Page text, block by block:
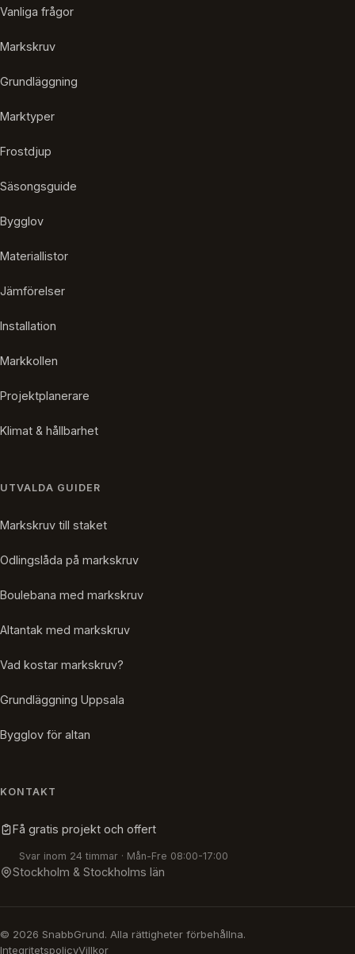
Vanliga frågor
Markskruv
Grundläggning
Marktyper
Frostdjup
Säsongsguide
Bygglov
Materiallistor
Jämförelser
Installation
Markkollen
Projektplanerare
Klimat & hållbarhet
UTVALDA GUIDER
Markskruv till staket
Odlingslåda på markskruv
Boulebana med markskruv
Altantak med markskruv
Vad kostar markskruv?
Grundläggning Uppsala
Bygglov för altan
KONTAKT
Få gratis projekt och offert
Svar inom 24 timmar · Mån-Fre 08:00-17:00
Stockholm & Stockholms län
© 2026 SnabbGrund. Alla rättigheter förbehållna.
IntegritetspolicyVillkor